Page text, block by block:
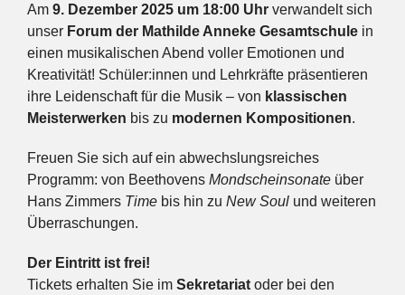
Am 9. Dezember 2025 um 18:00 Uhrverwandelt sich
unser Forum der Mathilde Anneke Gesamtschulein
einen musikalischen Abend voller Emotionen und
Kreativität! Schüler:innen und Lehrkräfte präsentieren
ihre Leidenschaft für die Musik – von klassischen
Meisterwerken bis zu modernen Kompositionen.
Freuen Sie sich auf ein abwechslungsreiches
Programm: von Beethovens Mondscheinsonateüber
Hans Zimmers Timebis hin zu New Soulund weiteren
Überraschungen.
Der Eintritt ist frei!
Tickets erhalten Sie im Sekretariatoder bei den